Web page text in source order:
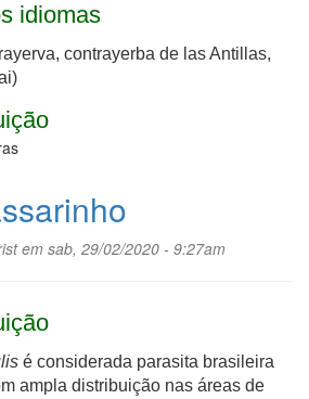
idiomas
contrayerba de las Antillas,
em sab, 29/02/2020 - 9:27am
é considerada parasita brasileira
ampla distribuição nas áreas de